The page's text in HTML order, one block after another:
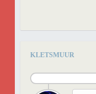
KLETSMUUR